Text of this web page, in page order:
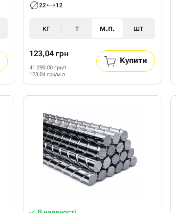
22 12
кг т м.п. шт
123,04 грн
41 290.00 грн/т
123.04 грн/м.п
Купити